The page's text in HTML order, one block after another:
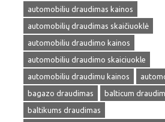
automobiliu draudimas kainos
automobilių draudimas skaičiuoklė
automobiliu draudimo kainos
automobiliu draudimo skaiciuokle
automobiliu draudimu kainos
bagazo draudimas
balticum
baltikums draudimas